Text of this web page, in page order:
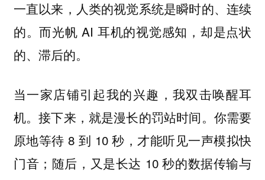
一直以来，人类的视觉系统是瞬时的、连续
的。而光帆 AI 耳机的视觉感知，却是点状
的、滞后的。
当一家店铺引起我的兴趣，我双击唤醒耳
机。接下来，就是漫长的罚站时间。你需要
原地等待 8 到 10 秒，才能听见一声模拟快
门音；随后，又是长达 10 秒的数据传输与